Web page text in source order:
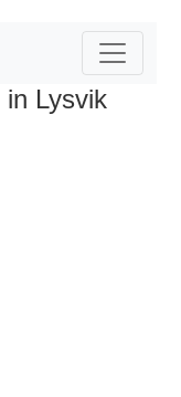
in Lysvik